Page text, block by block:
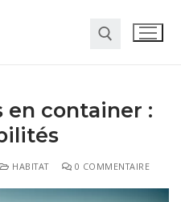
container :
HABITAT 0 COMMENTAIRE